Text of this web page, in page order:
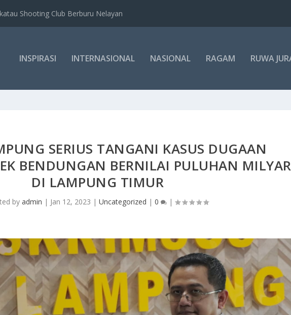
Shooting Club Berburu Nelayan
INSPIRASI INTERNASIONAL NASIONAL RAGAM RUWA
SERIUS TANGANI KASUS DUGAAN
BENDUNGAN BERNILAI PULUHAN MILYAR
DI LAMPUNG TIMUR
byadmin | Jan 12, 2023 |Uncategorized |0 |